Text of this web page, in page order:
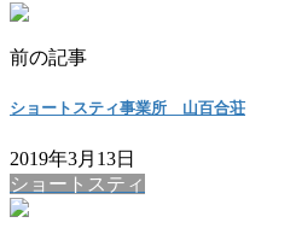
前の記事
ショートスティ事業所 山百合荘
2019年3月13日
ショートスティ